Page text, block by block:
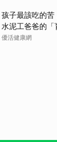
孩子最該吃的
水泥工爸爸的「
優活健康網